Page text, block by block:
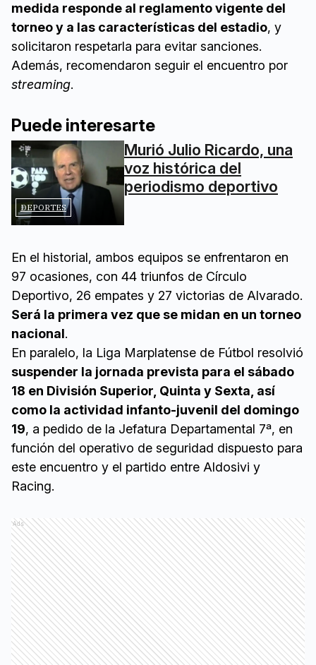
medida responde al reglamento vigente del
torneo y a las características del estadio, y
solicitaron respetarla para evitar sanciones.
Además, recomendaron seguir el encuentro por
streaming.
Puede interesarte
DEPORTES
Murió Julio Ricardo, una
voz histórica del
periodismo deportivo
En el historial, ambos equipos se enfrentaron en
97 ocasiones, con 44 triunfos de Círculo
Deportivo, 26 empates y 27 victorias de Alvarado.
Será la primera vez que se midan en un torneo
nacional.
En paralelo, la Liga Marplatense de Fútbol resolvió
suspender la jornada prevista para el sábado
18 en División Superior, Quinta y Sexta, así
como la actividad infanto-juvenil del domingo
19, a pedido de la Jefatura Departamental 7ª, en
función del operativo de seguridad dispuesto para
este encuentro y el partido entre Aldosivi y
Racing.
Ads